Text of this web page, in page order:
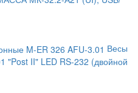
Весы
"Post II" LED RS-232 (двойной